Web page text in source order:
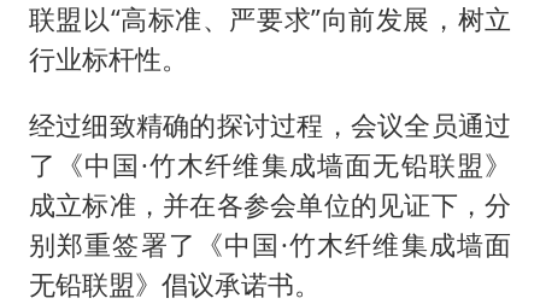
联盟以“高标准、严要求”向前发展，树立
行业标杆性。
经过细致精确的探讨过程，会议全员通过
了《中国·竹木纤维集成墙面无铅联盟》
成立标准，并在各参会单位的见证下，分
别郑重签署了《中国·竹木纤维集成墙面
无铅联盟》倡议承诺书。